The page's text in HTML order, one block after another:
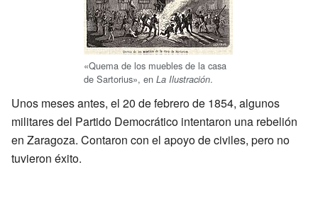
«Quema de los muebles de la casa
de Sartorius», en La Ilustración.
Unos meses antes, el 20 de febrero de 1854, algunos
militares del Partido Democrático intentaron una rebelión
en Zaragoza. Contaron con el apoyo de civiles, pero no
tuvieron éxito.